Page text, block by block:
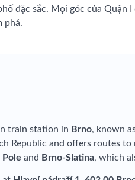
đặc sắc. Mọi góc của Quận
phá.
train station in Brno, known
Republic and offers routes
Pole and Brno-Slatina, which